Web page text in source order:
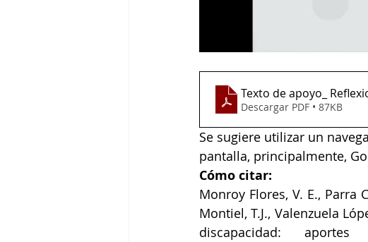
Texto de apoyo_
Descargar PDF • 87KB
Se sugiere utilizar un
pantalla, principalmente,
Cómo citar:
Monroy Flores, V. E., Parra
Montiel, T.J., Valenzuela
discapacidad: